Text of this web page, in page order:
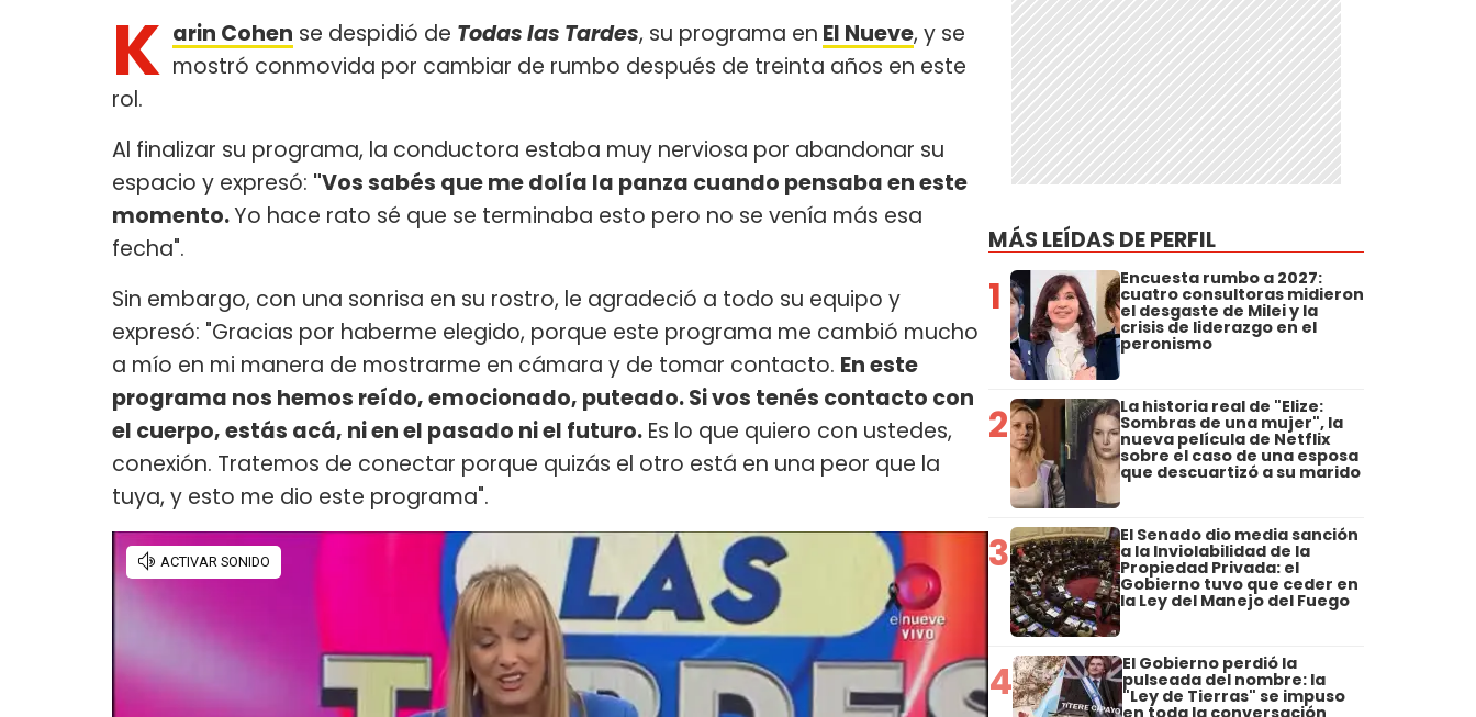
K arin Cohen se despidió de Todas las Tardes, su programa en El Nueve, y se
mostró conmovida por cambiar de rumbo después de treinta años en este
rol.
Al finalizar su programa, la conductora estaba muy nerviosa por abandonar su
espacio y expresó: "Vos sabés que me dolía la panza cuando pensaba en este
momento.Yo hace rato sé que se terminaba esto pero no se venía más esa
fecha".
Sin embargo, con una sonrisa en su rostro, le agradeció a todo su equipo y
expresó: "Gracias por haberme elegido, porque este programa me cambió mucho
a mío en mi manera de mostrarme en cámara y de tomar contacto. En este
programa nos hemos reído, emocionado, puteado. Si vos tenés contacto con
el cuerpo, estás acá, ni en el pasado ni el futuro. Es lo que quiero con ustedes,
conexión. Tratemos de conectar porque quizás el otro está en una peor que la
tuya, y esto me dio este programa".
MÁS LEÍDAS DE PERFIL
1 Encuesta rumbo a 2027:
cuatro consultoras midieron
el desgaste de Milei y la
crisis de liderazgo en el
peronismo
2 La historia real de "Elize:
Sombras de una mujer", la
nueva película de Netflix
sobre el caso de una esposa
que descuartizó a su marido
3 El Senado dio media sanción
a la Inviolabilidad de la
Propiedad Privada: el
Gobierno tuvo que ceder en
la Ley del Manejo del Fuego
4 El Gobierno perdió la
pulseada del nombre: la
"Ley de Tierras" se impuso